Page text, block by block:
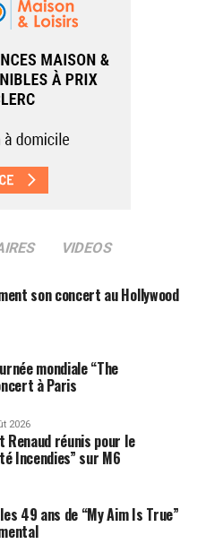
VIDEOS
son concert au Hollywood
mondiale “The
à Paris
2026
Renaud réunis pour le
Incendies” sur M6
49 ans de “My Aim Is True”